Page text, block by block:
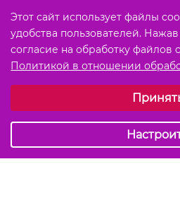
Этот сайт использует файлы
удобства пользователей.
согласие на обработку файлов
Политикой в отношении
Обязательные (технические)